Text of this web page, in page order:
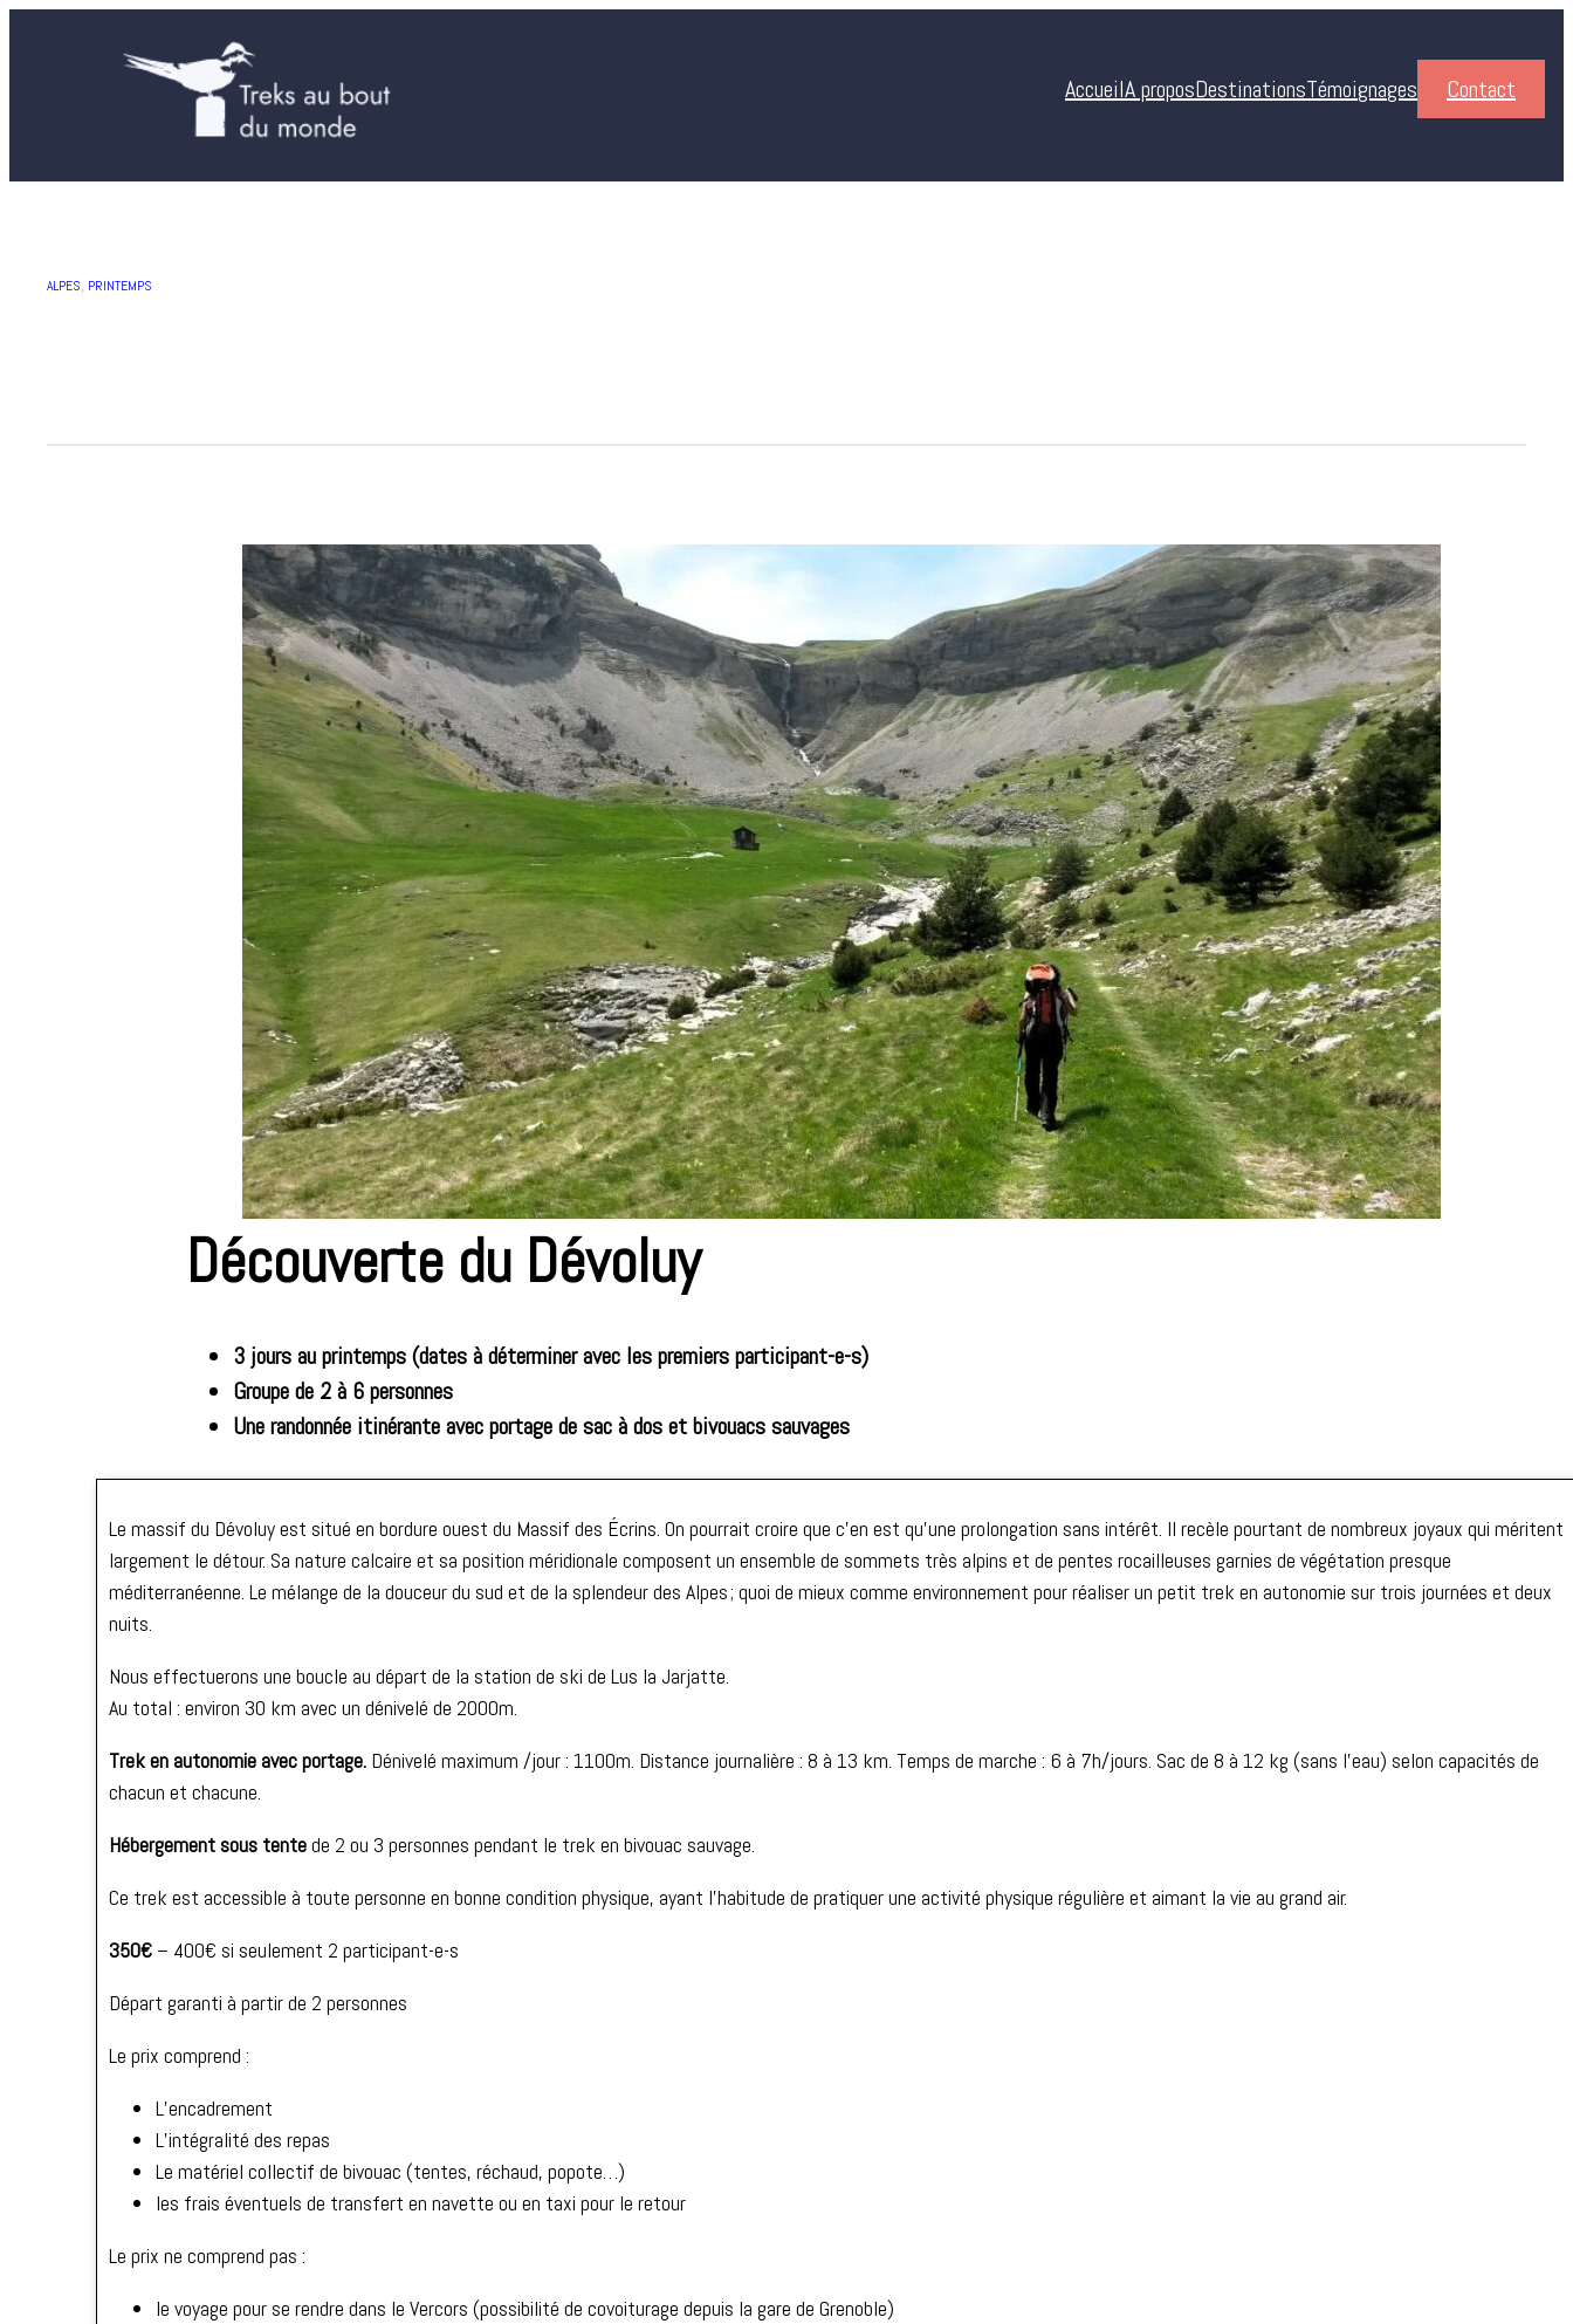
AccueilA proposDestinationsTémoignages Contact
ALPES PRINTEMPS
Découverte du Dévoluy
3 jours au printemps (dates à déterminer avec les premiers participant-e-s)
Groupe de 2 à 6 personnes
Une randonnée itinérante avec portage de sac à dos et bivouacs sauvages
Le massif du Dévoluy est situé en bordure ouest du Massif des Écrins. On pourrait croire que c’en est qu’une prolongation sans intérêt. Il recèle pourtant de nombreux joyaux qui méritent
largement le détour. Sa nature calcaire et sa position méridionale composent un ensemble de sommets très alpins et de pentes rocailleuses garnies de végétation presque
méditerranéenne. Le mélange de la douceur du sud et de la splendeur des Alpes ; quoi de mieux comme environnement pour réaliser un petit trek en autonomie sur trois journées et deux
nuits.
Nous effectuerons une boucle au départ de la station de ski de Lus la Jarjatte.
Au total : environ 30 km avec un dénivelé de 2000m.
Trek en autonomie avec portage. Dénivelé maximum /jour : 1100m. Distance journalière : 8 à 13 km. Temps de marche : 6 à 7h/jours. Sac de 8 à 12 kg (sans l’eau) selon capacités de
chacun et chacune.
Hébergement sous tentede 2 ou 3 personnes pendant le trek en bivouac sauvage.
Ce trek est accessible à toute personne en bonne condition physique, ayant l’habitude de pratiquer une activité physique régulière et aimant la vie au grand air.
350€ – 400€ si seulement 2 participant-e-s
Départ garanti à partir de 2 personnes
Le prix comprend :
L’encadrement
L’intégralité des repas
Le matériel collectif de bivouac (tentes, réchaud, popote…)
les frais éventuels de transfert en navette ou en taxi pour le retour
Le prix ne comprend pas :
le voyage pour se rendre dans le Vercors (possibilité de covoiturage depuis la gare de Grenoble)